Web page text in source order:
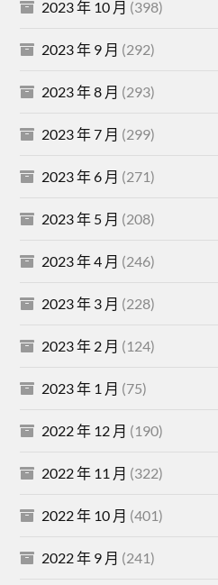
2023 年 10 月 (398)
2023 年 9 月 (292)
2023 年 8 月 (293)
2023 年 7 月 (299)
2023 年 6 月 (271)
2023 年 5 月 (208)
2023 年 4 月 (246)
2023 年 3 月 (228)
2023 年 2 月 (124)
2023 年 1 月 (75)
2022 年 12 月 (190)
2022 年 11 月 (322)
2022 年 10 月 (401)
2022 年 9 月 (241)